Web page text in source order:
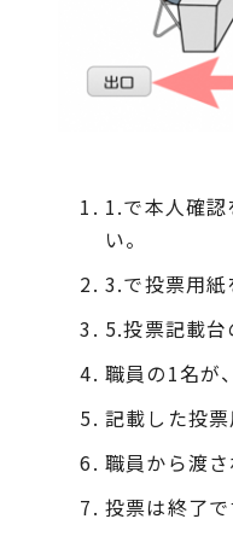
1.で本人確
い。
3.で投票用紙
5.投票記載
職員の1名が
記載した投
職員から渡
投票は終了で